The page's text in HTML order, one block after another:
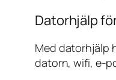
Datorhjälp
Med datorhjälp
datorn, wifi, e-